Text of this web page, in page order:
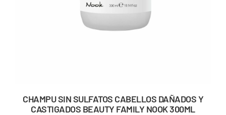
CHAMPU SIN SULFATOS CABELLOS DAÑADOS Y
CASTIGADOS BEAUTY FAMILY NOOK 300ML